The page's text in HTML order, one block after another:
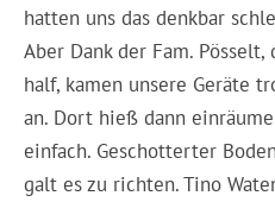
hatten uns das denkbar
Aber Dank der Fam.
half, kamen unsere Geräte
an. Dort hieß dann
einfach. Geschotterter
galt es zu richten. Tino